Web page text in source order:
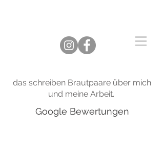
das schreiben Brautpaare über mich
und meine Arbeit.
Google Bewertungen